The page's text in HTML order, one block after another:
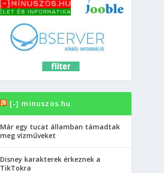
[-] minuszos.hu
Már egy tucat államban támadtak
meg vízműveket
Disney karakterek érkeznek a
TikTokra